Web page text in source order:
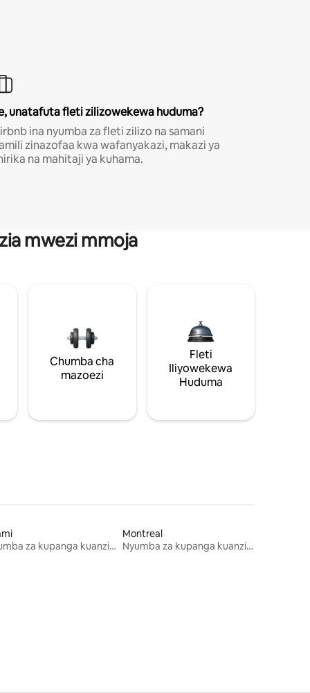
unatafuta fleti zilizowekewa huduma?
ina nyumba za fleti zilizo na samani
zinazofaa kwa wafanyakazi, makazi ya
na mahitaji ya kuhama.
mwezi mmoja
Chumba cha
mazoezi
Fleti
Iliyowekewa
Huduma
Nyumba za kupanga kuanzia mwezi mmoja
Montreal
Nyumba za kupanga kuanzia mwezi mmoja